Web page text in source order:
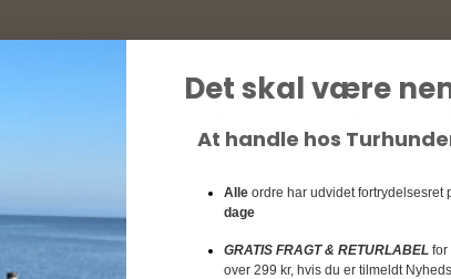
efter behov. Sørg altid for, at din hund har adgang til frisk
Det skal være
At handle hos
Alle ordre har udvidet fortrydelsesret
dage
GRATIS FRAGT & RETURLABEL for
over 299 kr, hvis du er tilmeldt